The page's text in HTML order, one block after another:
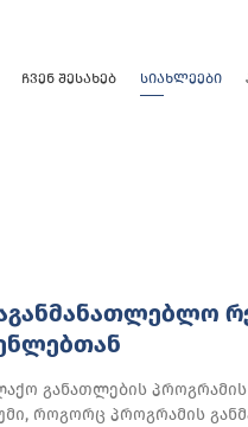
ᲩᲕᲔᲜ ᲨᲔᲡᲐᲮᲔᲑ ᲡᲘᲐᲮᲚᲔᲔᲑᲘ
განათლების
როგორც პროგრამის